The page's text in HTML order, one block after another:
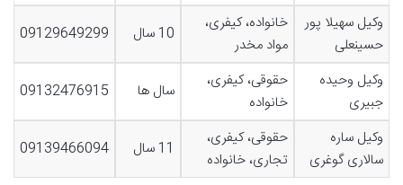
وکیل سهیلا پور
حسینعلی
خانواده، کیفری،
مواد مخدر
10 سال 09129649299
وکیل وحیده
جبیری
حقوقی، کیفری،
خانواده
سال ها 09132476915
وکیل ساره
سالاری گوغری
حقوقی، کیفری،
تجاری، خانواده
11 سال 09139466094